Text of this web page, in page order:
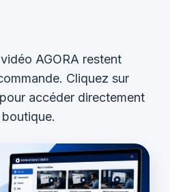
AGORA restent
Cliquez sur
accéder directement
boutique.